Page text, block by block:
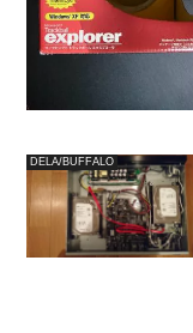
DELA/BUFFALO